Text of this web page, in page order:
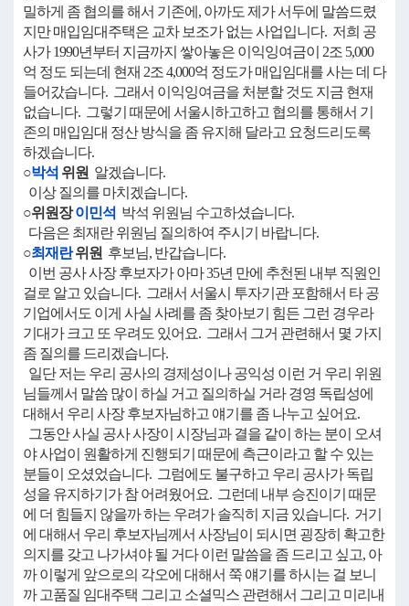
밀하게 좀 협의를 해서 기존에, 아까도 제가 서두에 말씀드렸
지만 매입임대주택은 교차 보조가 없는 사업입니다. 저희 공
사가 1990년부터 지금까지 쌓아놓은 이익잉여금이 2조 5,000
억 정도 되는데 현재 2조 4,000억 정도가 매입임대를 사는 데 다
들어갔습니다. 그래서 이익잉여금을 처분할 것도 지금 현재
없습니다. 그렇기 때문에 서울시하고하고 협의를 통해서 기
존의 매입임대 정산 방식을 좀 유지해 달라고 요청드리도록
하겠습니다.
○박석 위원 알겠습니다.
이상 질의를 마치겠습니다.
○위원장이민석 박석 위원님 수고하셨습니다.
다음은 최재란 위원님 질의하여 주시기 바랍니다.
○최재란위원 후보님, 반갑습니다.
이번 공사 사장 후보자가 아마 35년 만에 추천된 내부 직원인
걸로 알고 있습니다. 그래서 서울시 투자기관 포함해서 타 공
기업에서도 이게 사실 사례를 좀 찾아보기 힘든 그런 경우라
기대가 크고 또 우려도 있어요. 그래서 그거 관련해서 몇 가지
좀 질의를 드리겠습니다.
일단 저는 우리 공사의 경제성이나 공익성 이런 거 우리 위원
님들께서 말씀 많이 하실 거고 질의하실 거라 경영 독립성에
대해서 우리 사장 후보자님하고 얘기를 좀 나누고 싶어요.
그동안 사실 공사 사장이 시장님과 결을 같이 하는 분이 오셔
야 사업이 원활하게 진행되기 때문에 측근이라고 할 수 있는
분들이 오셨었습니다. 그럼에도 불구하고 우리 공사가 독립
성을 유지하기가 참 어려웠어요. 그런데 내부 승진이기 때문
에 더 힘들지 않을까 하는 우려가 솔직히 지금 있습니다. 거기
에 대해서 우리 후보자님께서 사장님이 되시면 굉장히 확고한
의지를 갖고 나가셔야 될 거다 이런 말씀을 좀 드리고 싶고, 아
까 이렇게 앞으로의 각오에 대해서 쭉 얘기를 하시는 걸 보니
까 고품질 임대주택 그리고 소셜믹스 관련해서 그리고 미리내